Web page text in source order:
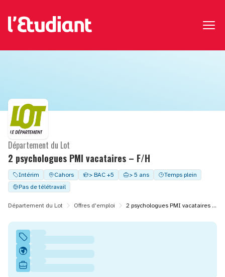
2 psychologues PMI vacataires – F/H
Département du Lot
Intérim Cahors > BAC +5 > 5 ans
Temps plein
Pas de télétravail
Département du Lot Offres d'emploi 2 psychologues PMI vacataires – F/H